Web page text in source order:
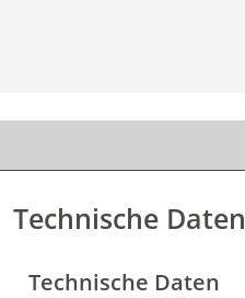
Technische Daten
Technische Daten